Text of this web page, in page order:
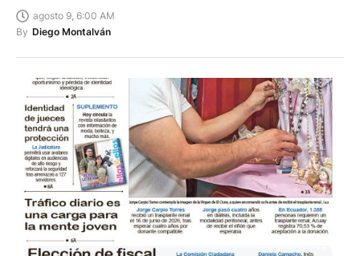
agosto 9, 6:00 AM
By Diego Montalván